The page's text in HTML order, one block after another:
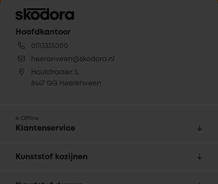
Hoofdkantoor
0513335000
heerenveen@skodora.nl
Houtdraaier 5,
8447 GG Heerenveen
Offline
Klantenservice
Kunststof kozijnen